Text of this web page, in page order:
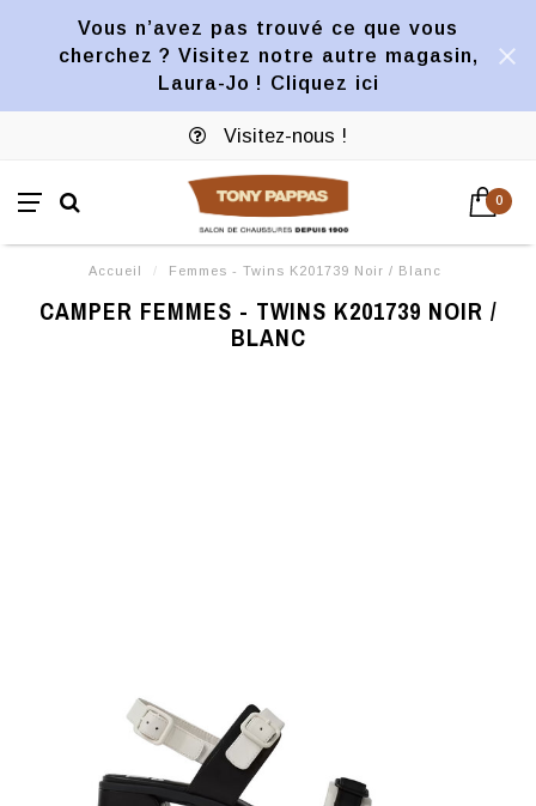
Vous n’avez pas trouvé ce que vous
cherchez ? Visitez notre autre magasin,
Laura-Jo ! Cliquez ici
Visitez-nous !
0
Accueil / Femmes - Twins K201739 Noir / Blanc
CAMPER FEMMES - TWINS K201739 NOIR /
BLANC